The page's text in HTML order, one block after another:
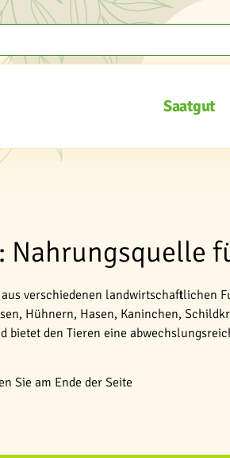
Saatgut
verschiedenen landwirtschaftlichen
Hühnern, Hasen, Kaninchen,
den Tieren eine
Sie am Ende der Seite